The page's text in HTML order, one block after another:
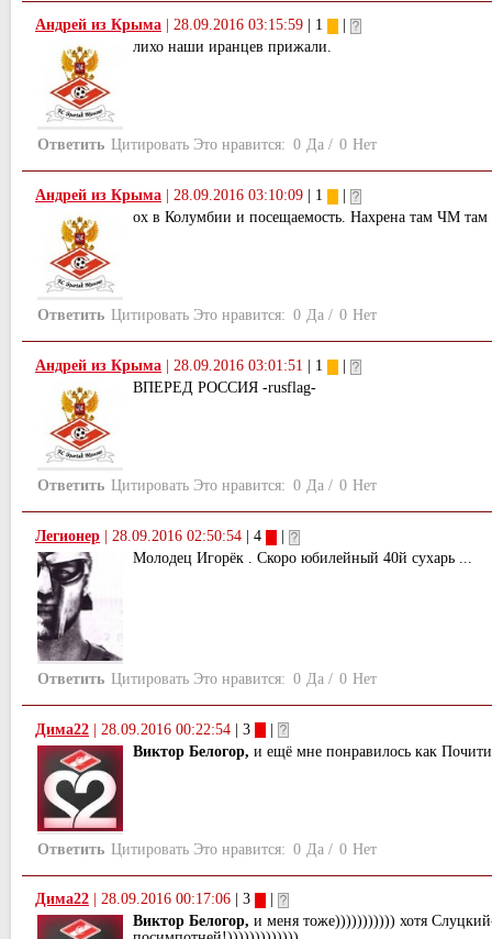
Андрей из Крыма 28.09.2016 03:15:59 | 1
лихо наши иранцев прижали.
Ответить Цитировать Это нравится: 0 Да / 0 Нет
Андрей из Крыма 28.09.2016 03:10:09 | 1
ох в Колумбии и посещаемость. Нахрена там ЧМ там
Ответить Цитировать Это нравится: 0 Да / 0 Нет
Андрей из Крыма 28.09.2016 03:01:51 | 1
ВПЕРЕД РОССИЯ -rusflag-
Ответить Цитировать Это нравится: 0 Да / 0 Нет
Легионер 28.09.2016 02:50:54 | 4
Молодец Игорёк . Скоро юбилейный 40й сухарь ...
Ответить Цитировать Это нравится: 0 Да / 0 Нет
Дима22 | 28.09.2016 00:22:54 | 3
|
Виктор Белогор, и ещё мне понравилось как
Ответить Цитировать Это нравится: 0 Да / 0 Нет
Дима22 28.09.2016 00:17:06 | 3
Виктор Белогор, и меня тоже))))))))))) хотя